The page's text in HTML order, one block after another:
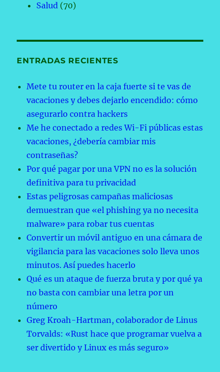
Salud (70)
ENTRADAS RECIENTES
Mete tu router en la caja fuerte si te vas de
vacaciones y debes dejarlo encendido: cómo
asegurarlo contra hackers
Me he conectado a redes Wi-Fi públicas estas
vacaciones, ¿debería cambiar mis
contraseñas?
Por qué pagar por una VPN no es la solución
definitiva para tu privacidad
Estas peligrosas campañas maliciosas
demuestran que «el phishing ya no necesita
malware» para robar tus cuentas
Convertir un móvil antiguo en una cámara de
vigilancia para las vacaciones solo lleva unos
minutos. Así puedes hacerlo
Qué es un ataque de fuerza bruta y por qué ya
no basta con cambiar una letra por un
número
Greg Kroah-Hartman, colaborador de Linus
Torvalds: «Rust hace que programar vuelva a
ser divertido y Linux es más seguro»